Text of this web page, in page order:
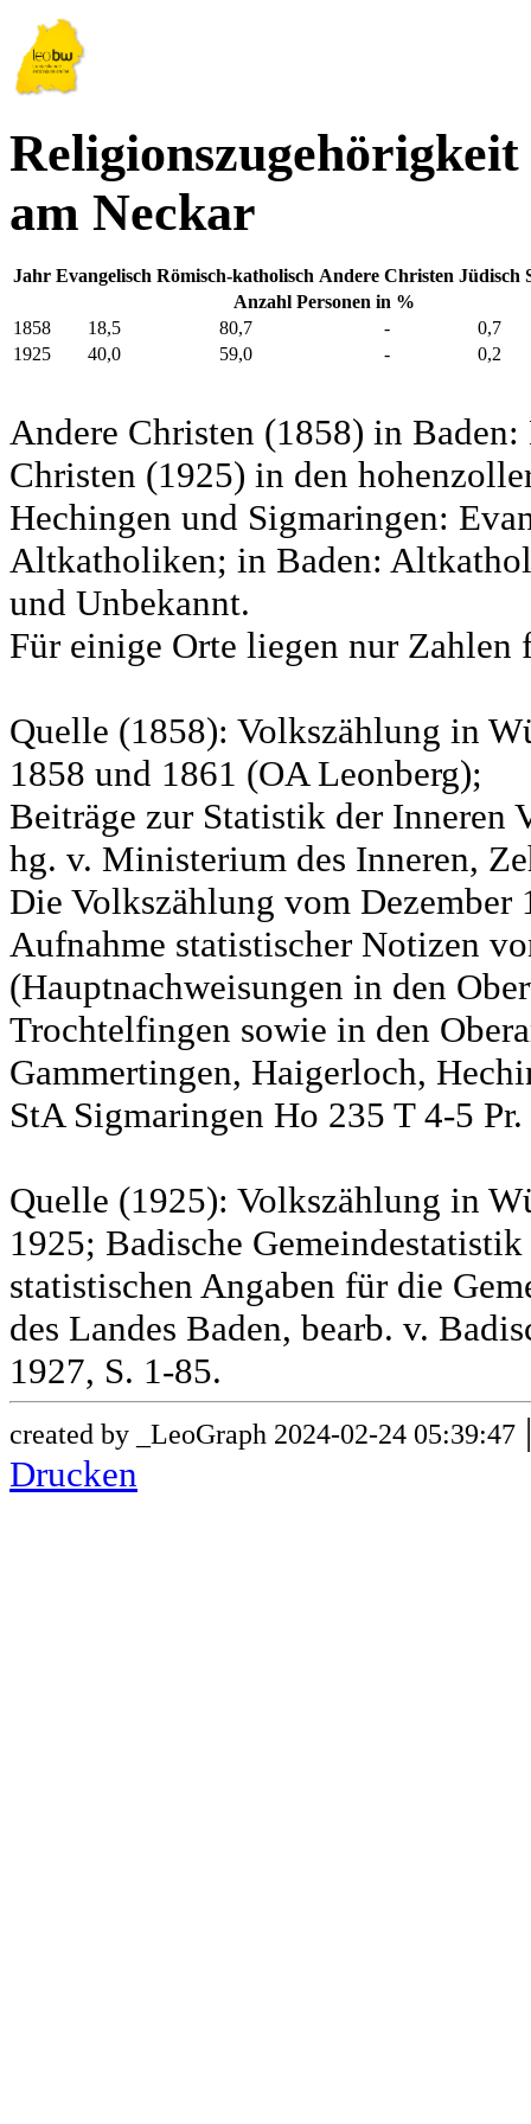
am Neckar
Jahr Evangelisch Römisch-katholisch Andere Christen Jüdisch
Anzahl Personen in %
1858
18,5 80,7 -
0,7
1925
40,0 59,0 - 0,2
Andere Christen (1858) in
Christen (1925) in den
Hechingen und Sigmaringen:
Altkatholiken; in Baden:
und Unbekannt.
Für einige Orte liegen nur Zahlen
Quelle (1858): Volkszählung in
1858 und 1861 (OA Leonberg);
Beiträge zur Statistik der Inneren
hg. v. Ministerium des Inneren,
Die Volkszählung vom
Aufnahme statistischer Notizen
(Hauptnachweisungen in den
Trochtelfingen sowie in den
Gammertingen, Haigerloch,
StA Sigmaringen Ho 235 T 4-5
Quelle (1925): Volkszählung in
1925; Badische
statistischen Angaben für die
des Landes Baden, bearb. v.
1927, S. 1-85.
created by _LeoGraph 2024-02-24 05:39:47
Drucken